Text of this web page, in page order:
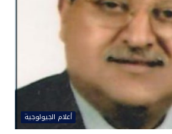
أعلام الجيولوجية